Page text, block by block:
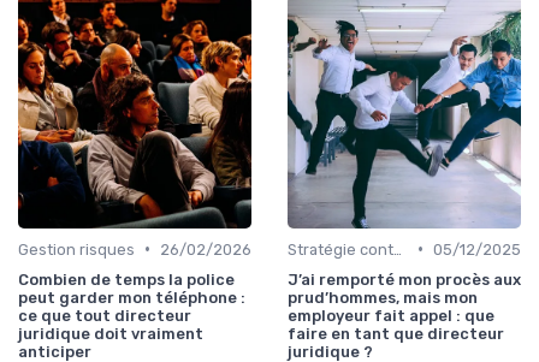
Gestion risques •
26/02/2026
Combien de temps la police
peut garder mon téléphone :
ce que tout directeur
juridique doit vraiment
anticiper
• 05/12/2025
J’ai remporté mon procès aux
prud’hommes, mais mon
employeur fait appel : que
faire en tant que directeur
juridique ?